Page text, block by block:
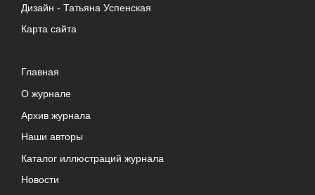
Дизайн - Татьяна Успенская
Карта сайта
Главная
О журнале
Архив журнала
Наши авторы
Каталог иллюстраций журнала
Новости